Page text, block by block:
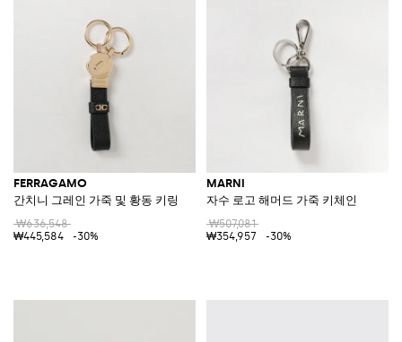
FERRAGAMO
간치니 그레인 가죽 및 황동 키링
₩636,548
₩445,584
-30%
MARNI
자수 로고 해머드 가죽 키체인
₩507,081
₩354,957
-30%